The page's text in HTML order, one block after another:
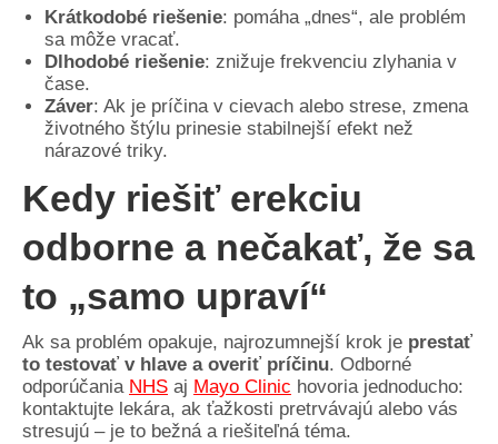
Krátkodobé riešenie: pomáha „dnes“, ale problém
sa môže vracať.
Dlhodobé riešenie: znižuje frekvenciu zlyhania v
čase.
Záver: Ak je príčina v cievach alebo strese, zmena
životného štýlu prinesie stabilnejší efekt než
nárazové triky.
Kedy riešiť erekciu
odborne a nečakať, že sa
to „samo upraví“
Ak sa problém opakuje, najrozumnejší krok je prestať
to testovať v hlave a overiť príčinu. Odborné
odporúčania NHS aj Mayo Clinic hovoria jednoducho:
kontaktujte lekára, ak ťažkosti pretrvávajú alebo vás
stresujú – je to bežná a riešiteľná téma.